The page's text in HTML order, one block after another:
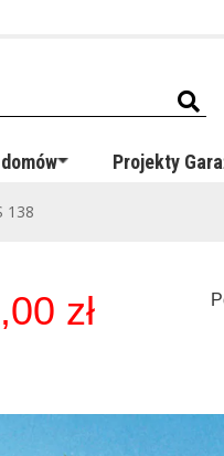
Projekty
138
złcena